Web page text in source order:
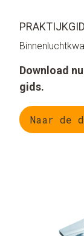
Download
gids.
Naar de